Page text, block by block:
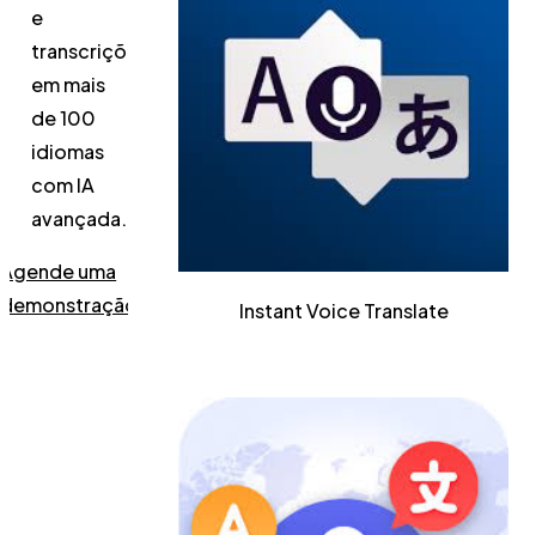
e
transcrições
em mais
de 100
idiomas
com IA
avançada.
Agende uma
demonstração
Instant Voice Translate